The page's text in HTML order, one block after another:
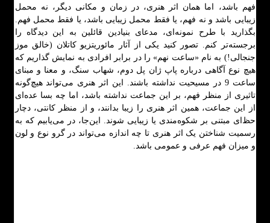
فهم باشد، اما همان اثر هنری، در زمان و مکانی دیگر، نه محمل
زیبایی باشد و نه فهم، یا فقط محمل زیبایی باشد، یا فقط محمل فهم.
بگذارید با طرح نمونه‌ای، مدعای بنیادین قائلین به این دیدگاه را
برجسته‌تر کنم. تصور کنید یکی از آثار مائوریتزیو کاتلان (خالق موز
جنجالی!) به نام «ساعت نهم» را در برابر افرادی به نمایش گذاریم که
هیچ نوع آگاهی درباره پاپ ژان پل دوم، شهاب سنگ، و معنا و مبنای
ساعت 9 در مسیحیت نداشته باشند. این اثر هنری می‌تواند هیچ‌گونه
تاثیری از منظر فهم، بر این جماعت نداشته باشد، اما چه بسا عده‌ای
از این جماعت، همین اثر هنری را زیبا بدانند، و از منظر کانتی، دچار
حظ‌ای مبتنی بر شکوه‌مندی یا زیبایی شوند. این‌جا، در می‌یابیم که به
رسمیت شناختن یک اثر هنری تا چه اندازه می‌تواند در گرو نوع و لون
و میزان فهم عرفی و عمومی باشد.